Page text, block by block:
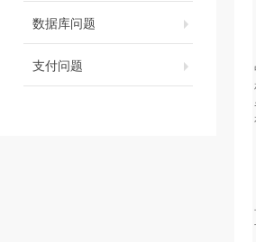
数据库问题
支付问题